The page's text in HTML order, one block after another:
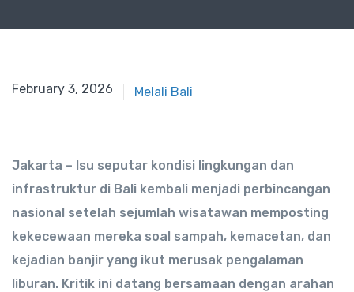
February 3, 2026 Melali Bali
Jakarta – Isu seputar kondisi lingkungan dan
infrastruktur di Bali kembali menjadi perbincangan
nasional setelah sejumlah wisatawan memposting
kekecewaan mereka soal sampah, kemacetan, dan
kejadian banjir yang ikut merusak pengalaman
liburan. Kritik ini datang bersamaan dengan arahan